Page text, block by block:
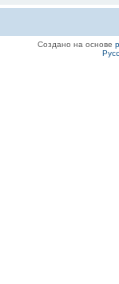
Создано на основе